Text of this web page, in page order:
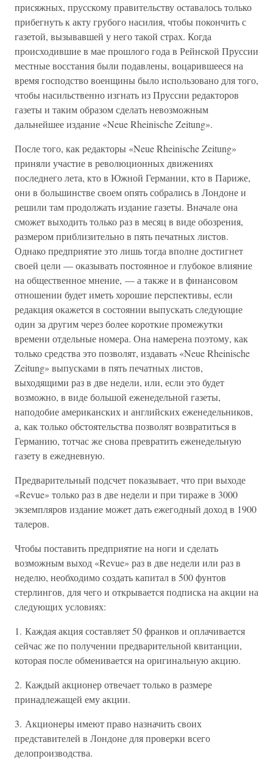
присяжных, прусскому правительству оставалось только
прибегнуть к акту грубого насилия, чтобы покончить с
газетой, вызывавшей у него такой страх. Когда
происходившие в мае прошлого года в Рейнской Пруссии
местные восстания были подавлены, воцарившееся на
время господство военщины было использовано для того,
чтобы насильственно изгнать из Пруссии редакторов
газеты и таким образом сделать невозможным
дальнейшее издание «Neue Rheinische Zeitung».
После того, как редакторы «Neue Rheinische Zeitung»
приняли участие в революционных движениях
последнего лета, кто в Южной Германии, кто в Париже,
они в большинстве своем опять собрались в Лондоне и
решили там продолжать издание газеты. Вначале она
сможет выходить только раз в месяц в виде обозрения,
размером приблизительно в пять печатных листов.
Однако предприятие это лишь тогда вполне достигнет
своей цели — оказывать постоянное и глубокое влияние
на общественное мнение, — а также и в финансовом
отношении будет иметь хорошие перспективы, если
редакция окажется в состоянии выпускать следующие
один за другим через более короткие промежутки
времени отдельные номера. Она намерена поэтому, как
только средства это позволят, издавать «Neue Rheinische
Zeitung» выпусками в пять печатных листов,
выходящими раз в две недели, или, если это будет
возможно, в виде большой еженедельной газеты,
наподобие американских и английских еженедельников,
а, как только обстоятельства позволят возвратиться в
Германию, тотчас же снова превратить еженедельную
газету в ежедневную.
Предварительный подсчет показывает, что при выходе
«Revue» только раз в две недели и при тираже в 3000
экземпляров издание может дать ежегодный доход в 1900
талеров.
Чтобы поставить предприятие на ноги и сделать
возможным выход «Revue» раз в две недели или раз в
неделю, необходимо создать капитал в 500 фунтов
стерлингов, для чего и открывается подписка на акции на
следующих условиях:
1. Каждая акция составляет 50 франков и оплачивается
сейчас же по получении предварительной квитанции,
которая после обменивается на оригинальную акцию.
2. Каждый акционер отвечает только в размере
принадлежащей ему акции.
3. Акционеры имеют право назначить своих
представителей в Лондоне для проверки всего
делопроизводства.